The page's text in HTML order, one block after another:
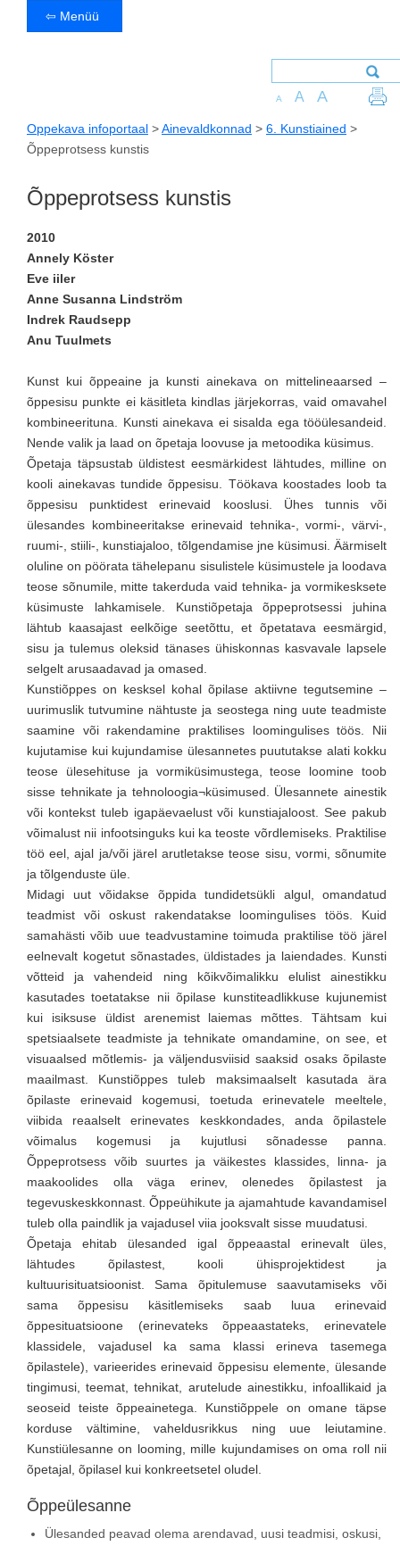
⇦ Menüü
A A A
Oppekava infoportaal >Ainevaldkonnad > 6. Kunstiained >
Õppeprotsess kunstis
Õppeprotsess kunstis
2010
Annely Köster
Eve iiler
Anne Susanna Lindström
Indrek Raudsepp
Anu Tuulmets
Kunst kui õppeaine ja kunsti ainekava on mittelineaarsed –
õppesisu punkte ei käsitleta kindlas järjekorras, vaid omavahel
kombineerituna. Kunsti ainekava ei sisalda ega tööülesandeid.
Nende valik ja laad on õpetaja loovuse ja metoodika küsimus.
Õpetaja täpsustab üldistest eesmärkidest lähtudes, milline on
kooli ainekavas tundide õppesisu. Töökava koostades loob ta
õppesisu punktidest erinevaid kooslusi. Ühes tunnis või
ülesandes kombineeritakse erinevaid tehnika-, vormi-, värvi-,
ruumi-, stiili-, kunstiajaloo, tõlgendamise jne küsimusi. Äärmiselt
oluline on pöörata tähelepanu sisulistele küsimustele ja loodava
teose sõnumile, mitte takerduda vaid tehnika- ja vormikesksete
küsimuste lahkamisele. Kunstiõpetaja õppeprotsessi juhina
lähtub kaasajast eelkõige seetõttu, et õpetatava eesmärgid,
sisu ja tulemus oleksid tänases ühiskonnas kasvavale lapsele
selgelt arusaadavad ja omased.
Kunstiõppes on kesksel kohal õpilase aktiivne tegutsemine –
uurimuslik tutvumine nähtuste ja seostega ning uute teadmiste
saamine või rakendamine praktilises loomingulises töös. Nii
kujutamise kui kujundamise ülesannetes puututakse alati kokku
teose ülesehituse ja vormiküsimustega, teose loomine toob
sisse tehnikate ja tehnoloogia¬küsimused. Ülesannete ainestik
või kontekst tuleb igapäevaelust või kunstiajaloost. See pakub
võimalust nii infootsinguks kui ka teoste võrdlemiseks. Praktilise
töö eel, ajal ja/või järel arutletakse teose sisu, vormi, sõnumite
ja tõlgenduste üle.
Midagi uut võidakse õppida tundidetsükli algul, omandatud
teadmist või oskust rakendatakse loomingulises töös. Kuid
samahästi võib uue teadvustamine toimuda praktilise töö järel
eelnevalt kogetut sõnastades, üldistades ja laiendades. Kunsti
võtteid ja vahendeid ning kõikvõimalikku elulist ainestikku
kasutades toetatakse nii õpilase kunstiteadlikkuse kujunemist
kui isiksuse üldist arenemist laiemas mõttes. Tähtsam kui
spetsiaalsete teadmiste ja tehnikate omandamine, on see, et
visuaalsed mõtlemis- ja väljendusviisid saaksid osaks õpilaste
maailmast. Kunstiõppes tuleb maksimaalselt kasutada ära
õpilaste erinevaid kogemusi, toetuda erinevatele meeltele,
viibida reaalselt erinevates keskkondades, anda õpilastele
võimalus kogemusi ja kujutlusi sõnadesse panna.
Õppeprotsess võib suurtes ja väikestes klassides, linna- ja
maakoolides olla väga erinev, olenedes õpilastest ja
tegevuskeskkonnast. Õppeühikute ja ajamahtude kavandamisel
tuleb olla paindlik ja vajadusel viia jooksvalt sisse muudatusi.
Õpetaja ehitab ülesanded igal õppeaastal erinevalt üles,
lähtudes õpilastest, kooli ühisprojektidest ja
kultuurisituatsioonist. Sama õpitulemuse saavutamiseks või
sama õppesisu käsitlemiseks saab luua erinevaid
õppesituatsioone (erinevateks õppeaastateks, erinevatele
klassidele, vajadusel ka sama klassi erineva tasemega
õpilastele), varieerides erinevaid õppesisu elemente, ülesande
tingimusi, teemat, tehnikat, arutelude ainestikku, infoallikaid ja
seoseid teiste õppeainetega. Kunstiõppele on omane täpse
korduse vältimine, vaheldusrikkus ning uue leiutamine.
Kunstiülesanne on looming, mille kujundamises on oma roll nii
õpetajal, õpilasel kui konkreetsetel oludel.
Õppeülesanne
Ülesanded peavad olema arendavad, uusi teadmisi, oskusi,